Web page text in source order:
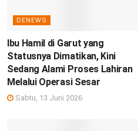
DENEWS
Ibu Hamil di Garut yang
Statusnya Dimatikan, Kini
Sedang Alami Proses Lahiran
Melalui Operasi Sesar
Sabtu, 13 Juni 2026